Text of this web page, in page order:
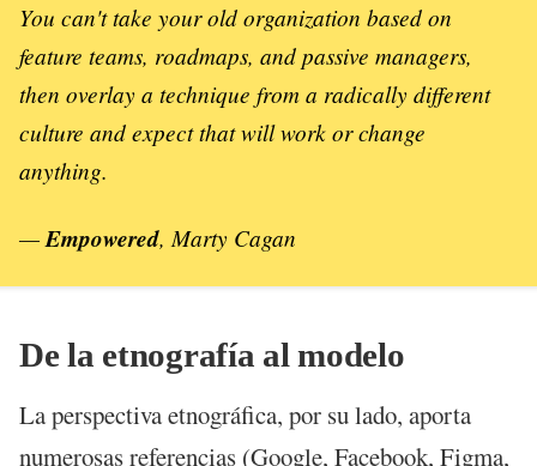
You can't take your old organization based on
feature teams, roadmaps, and passive managers,
then overlay a technique from a radically different
culture and expect that will work or change
anything.
—Empowered, Marty Cagan
De la etnografía al modelo
La perspectiva etnográfica, por su lado, aporta
numerosas referencias (Google, Facebook, Figma,